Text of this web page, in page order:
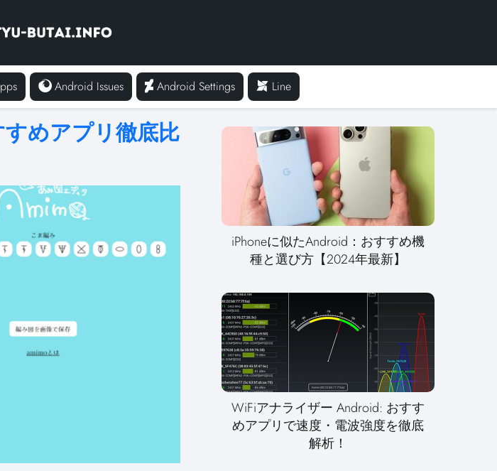
Android Issues Android Settings Line
めアプリ徹底比
iPhoneに似たAndroid：おすすめ機
種と選び方【2024年最新】
WiFiアナライザー Android: おすす
めアプリで速度・電波強度を徹底
解析！